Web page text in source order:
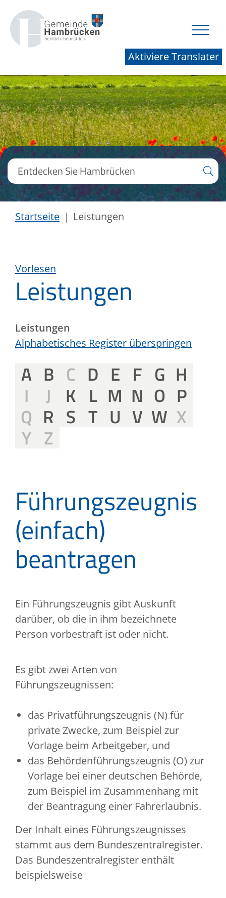
Aktiviere Translater
Startseite Leistungen
Vorlesen
Leistungen
Leistungen
Alphabetisches Register überspringen
A B C D E F G H
I J K L M N O P
Q R S T U V W X
Y Z
Führungszeugnis
(einfach)
beantragen
Ein Führungszeugnis gibt Auskunft
darüber, ob die in ihm bezeichnete
Person vorbestraft ist oder nicht.
Es gibt zwei Arten von
Führungszeugnissen:
das Privatführungszeugnis (N) für
private Zwecke, zum Beispiel zur
Vorlage beim Arbeitgeber, und
das Behördenführungszeugnis (O) zur
Vorlage bei einer deutschen Behörde,
zum Beispiel im Zusammenhang mit
der Beantragung einer Fahrerlaubnis.
Der Inhalt eines Führungszeugnisses
stammt aus dem Bundeszentralregister.
Das Bundeszentralregister enthält
beispielsweise